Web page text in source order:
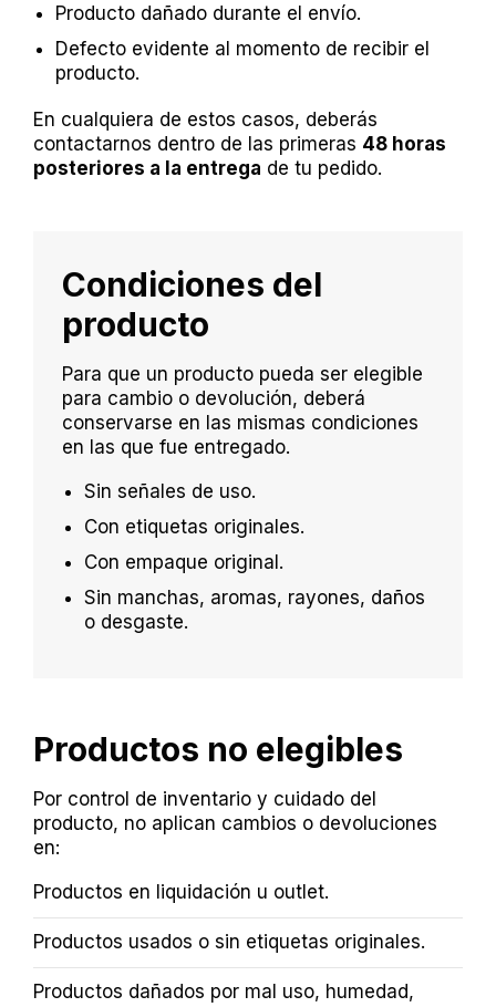
Producto dañado durante el envío.
Defecto evidente al momento de recibir el
producto.
En cualquiera de estos casos, deberás
contactarnos dentro de las primeras 48 horas
posteriores a la entrega de tu pedido.
Condiciones del
producto
Para que un producto pueda ser elegible
para cambio o devolución, deberá
conservarse en las mismas condiciones
en las que fue entregado.
Sin señales de uso.
Con etiquetas originales.
Con empaque original.
Sin manchas, aromas, rayones, daños
o desgaste.
Productos no elegibles
Por control de inventario y cuidado del
producto, no aplican cambios o devoluciones
en:
Productos en liquidación u outlet.
Productos usados o sin etiquetas originales.
Productos dañados por mal uso, humedad,